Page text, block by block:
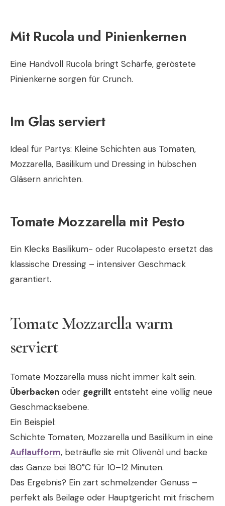
Mit Rucola und Pinienkernen
Eine Handvoll Rucola bringt Schärfe, geröstete
Pinienkerne sorgen für Crunch.
Im Glas serviert
Ideal für Partys: Kleine Schichten aus Tomaten,
Mozzarella, Basilikum und Dressing in hübschen
Gläsern anrichten.
Tomate Mozzarella mit Pesto
Ein Klecks Basilikum- oder Rucolapesto ersetzt das
klassische Dressing – intensiver Geschmack
garantiert.
Tomate Mozzarella warm
serviert
Tomate Mozzarella muss nicht immer kalt sein.
Überbacken oder gegrillt entsteht eine völlig neue
Geschmacksebene.
Ein Beispiel:
Schichte Tomaten, Mozzarella und Basilikum in eine
Auflaufform, beträufle sie mit Olivenöl und backe
das Ganze bei 180°C für 10–12 Minuten.
Das Ergebnis? Ein zart schmelzender Genuss –
perfekt als Beilage oder Hauptgericht mit frischem